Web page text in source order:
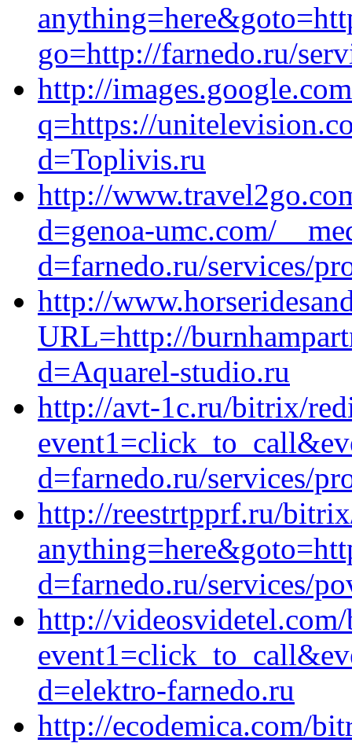
go=http://farnedo.ru/
http://
q=https://
d=Toplivis.ru
http://
d=genoa-umc.com/
d=farnedo.ru/services/
http://
URL=http://
d=Aquarel-studio.ru
http://avt-1c.ru/bitrix/
d=farnedo.ru/services/
http://reestrtpprf.ru/
d=farnedo.ru/services/
http://
d=elektro-farnedo.ru
http://ecodemica.com/